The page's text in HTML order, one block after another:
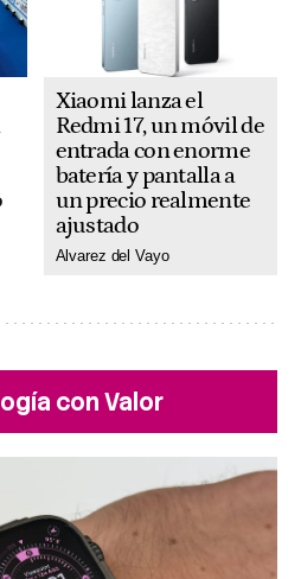
Xiaomi lanza el
Redmi 17, un móvil de
entrada con enorme
batería y pantalla a
un precio realmente
ajustado
Alvarez del Vayo
con Valor